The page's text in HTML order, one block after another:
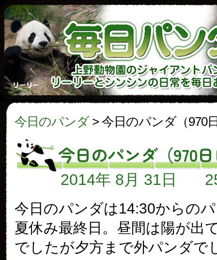
今日のパンダ> 今日のパンダ（970
今日のパンダ（970
2014年 8月 31日
今日のパンダは14:30からの
夏休み最終日。昼間は陽が出
でしたが夕方まで外パンダで